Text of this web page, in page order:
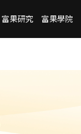
富果研究 富果學院